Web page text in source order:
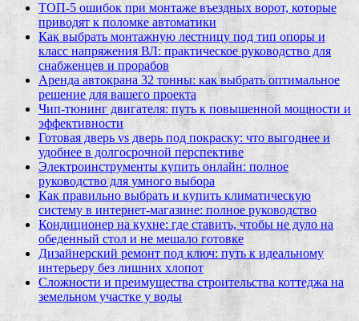
ТОП-5 ошибок при монтаже въездных ворот, которые
приводят к поломке автоматики
Как выбрать монтажную лестницу под тип опоры и
класс напряжения ВЛ: практическое руководство для
снабженцев и прорабов
Аренда автокрана 32 тонны: как выбрать оптимальное
решение для вашего проекта
Чип‑тюнинг двигателя: путь к повышенной мощности и
эффективности
Готовая дверь vs дверь под покраску: что выгоднее и
удобнее в долгосрочной перспективе
Электроинструменты купить онлайн: полное
руководство для умного выбора
Как правильно выбрать и купить климатическую
систему в интернет‑магазине: полное руководство
Кондиционер на кухне: где ставить, чтобы не дуло на
обеденный стол и не мешало готовке
Дизайнерский ремонт под ключ: путь к идеальному
интерьеру без лишних хлопот
Сложности и преимущества строительства коттеджа на
земельном участке у воды